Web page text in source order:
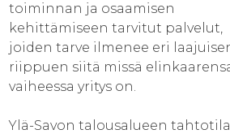
toiminnan ja osaamisen
kehittämiseen tarvitut palvelut,
joiden tarve ilmenee eri
riippuen siitä missä
vaiheessa yritys on.
Ylä-Savon talousalueen